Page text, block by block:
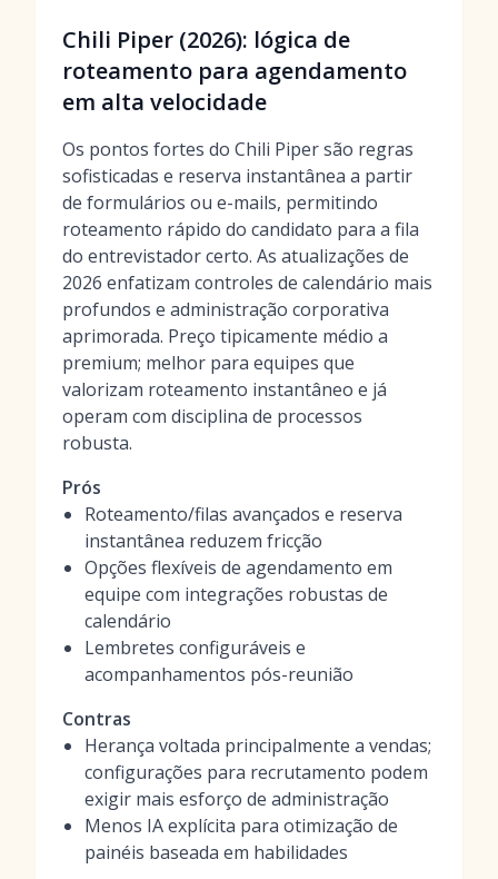
Chili Piper (2026): lógica de
roteamento para agendamento
em alta velocidade
Os pontos fortes do Chili Piper são regras
sofisticadas e reserva instantânea a partir
de formulários ou e-mails, permitindo
roteamento rápido do candidato para a fila
do entrevistador certo. As atualizações de
2026 enfatizam controles de calendário mais
profundos e administração corporativa
aprimorada. Preço tipicamente médio a
premium; melhor para equipes que
valorizam roteamento instantâneo e já
operam com disciplina de processos
robusta.
Prós
Roteamento/filas avançados e reserva
instantânea reduzem fricção
Opções flexíveis de agendamento em
equipe com integrações robustas de
calendário
Lembretes configuráveis e
acompanhamentos pós-reunião
Contras
Herança voltada principalmente a vendas;
configurações para recrutamento podem
exigir mais esforço de administração
Menos IA explícita para otimização de
painéis baseada em habilidades